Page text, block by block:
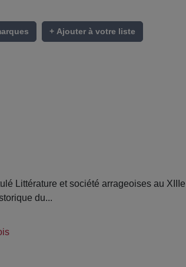
+ Ajouter à votre liste
Littérature et société arrageoises au
du...